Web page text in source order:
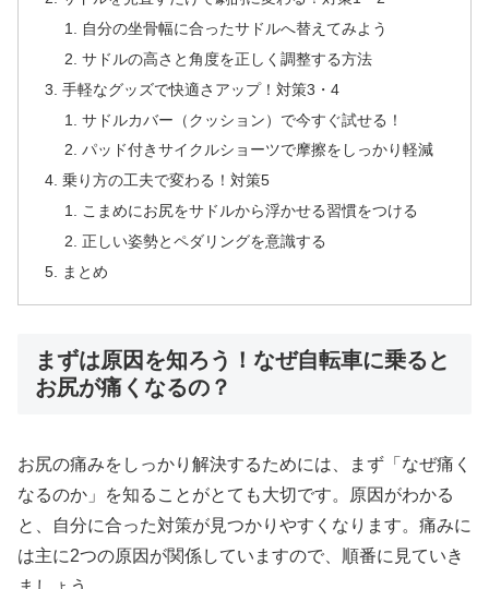
自分の坐骨幅に合ったサドルへ替えてみよう
サドルの高さと角度を正しく調整する方法
手軽なグッズで快適さアップ！対策3・4
サドルカバー（クッション）で今すぐ試せる！
パッド付きサイクルショーツで摩擦をしっかり軽減
乗り方の工夫で変わる！対策5
こまめにお尻をサドルから浮かせる習慣をつける
正しい姿勢とペダリングを意識する
まとめ
まずは原因を知ろう！なぜ自転車に乗ると
お尻が痛くなるの？
お尻の痛みをしっかり解決するためには、まず「なぜ痛く
なるのか」を知ることがとても大切です。原因がわかる
と、自分に合った対策が見つかりやすくなります。痛みに
は主に2つの原因が関係していますので、順番に見ていき